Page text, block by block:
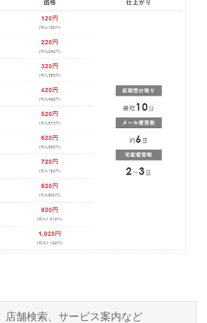
店舗検索、サービス案内など